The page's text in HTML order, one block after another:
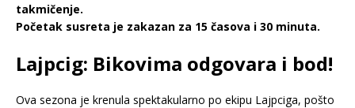
takmičenje.
Početak susreta je zakazan za 15 časova i 30 minuta.
Lajpcig: Bikovima odgovara i bod!
Ova sezona je krenula spektakularno po ekipu Lajpciga, pošto